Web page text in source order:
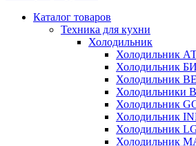
Каталог товаров
Техника для кухни
Холодильник
Холодильник
Холодильник
Холодильник
Холодильники
Холодильник
Холодильник
Холодильник
Холодильник